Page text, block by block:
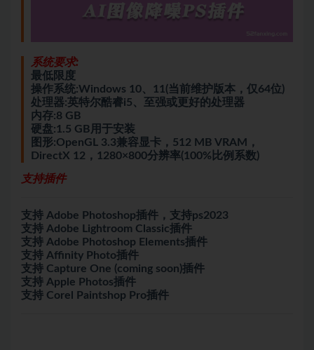
系统要求:
最低限度
操作系统:Windows 10、11(当前维护版本，仅64位)
处理器:英特尔酷睿i5、至强或更好的处理器
内存:8 GB
硬盘:1.5 GB用于安装
图形:OpenGL 3.3兼容显卡，512 MB VRAM，
DirectX 12，1280×800分辨率(100%比例系数)
支持插件
支持 Adobe Photoshop插件，支持ps2023
支持 Adobe Lightroom Classic插件
支持 Adobe Photoshop Elements插件
支持 Affinity Photo插件
支持 Capture One (coming soon)插件
支持 Apple Photos插件
支持 Corel Paintshop Pro插件